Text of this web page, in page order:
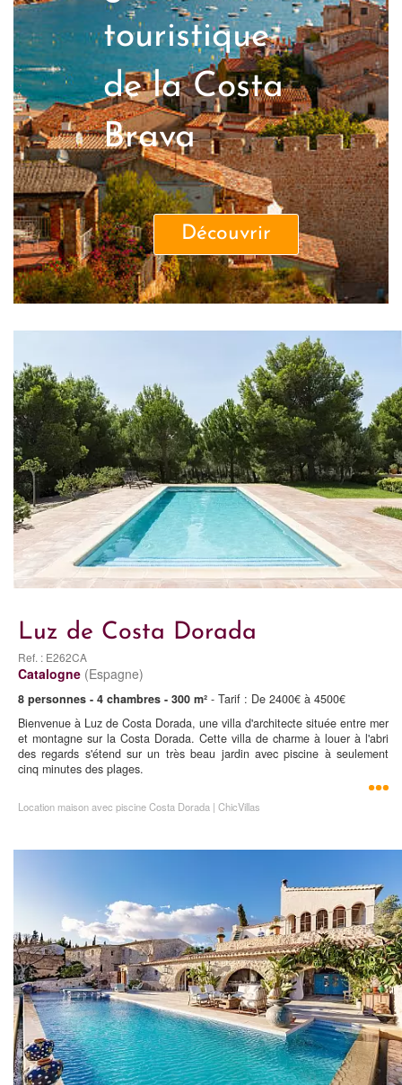
touristique
de la Costa
Brava
Découvrir
Luz de Costa Dorada
Ref. : E262CA
Catalogne (Espagne)
8 personnes - 4 chambres - 300 m² - Tarif : De 2400€ à 4500€
Bienvenue à Luz de Costa Dorada, une villa d'architecte située entre mer
et montagne sur la Costa Dorada. Cette villa de charme à louer à l'abri
des regards s'étend sur un très beau jardin avec piscine à seulement
cinq minutes des plages.
Location maison avec piscine Costa Dorada | ChicVillas